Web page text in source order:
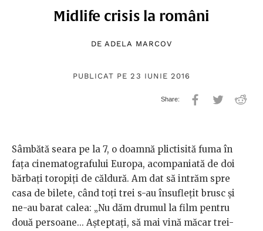
Midlife crisis la români
DEADELA MARCOV
PUBLICAT PE 23 IUNIE 2016
Sâmbătă seara pe la 7, o doamnă plictisită fuma în
faţa cinematografului Europa, acompaniată de doi
bărbaţi toropiţi de căldură. Am dat să intrăm spre
casa de bilete, când toţi trei s-au însufleţit brusc şi
ne-au barat calea: „Nu dăm drumul la film pentru
două persoane... Aşteptaţi, să mai vină măcar trei-